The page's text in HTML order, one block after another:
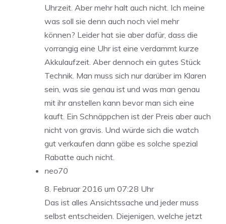
Uhrzeit. Aber mehr halt auch nicht. Ich meine
was soll sie denn auch noch viel mehr
können? Leider hat sie aber dafür, dass die
vorrangig eine Uhr ist eine verdammt kurze
Akkulaufzeit. Aber dennoch ein gutes Stück
Technik. Man muss sich nur darüber im Klaren
sein, was sie genau ist und was man genau
mit ihr anstellen kann bevor man sich eine
kauft. Ein Schnäppchen ist der Preis aber auch
nicht von gravis. Und würde sich die watch
gut verkaufen dann gäbe es solche spezial
Rabatte auch nicht.
neo70
8. Februar 2016 um 07:28 Uhr
Das ist alles Ansichtssache und jeder muss
selbst entscheiden. Diejenigen, welche jetzt